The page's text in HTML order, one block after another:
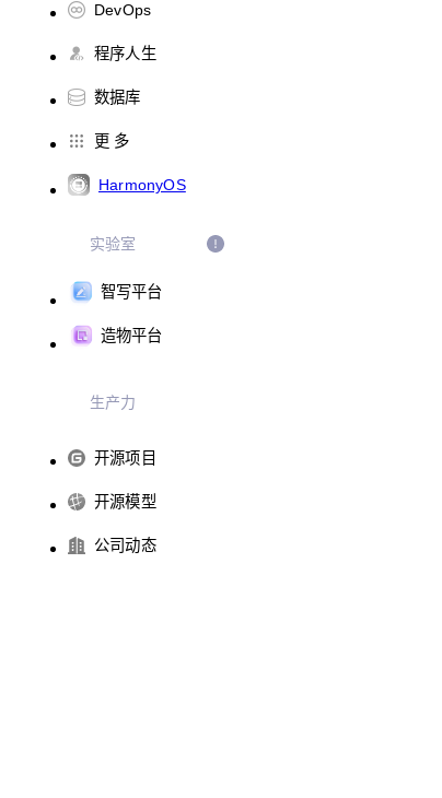
DevOps
程序人生
数据库
更 多
HarmonyOS
实验室
智写平台
造物平台
生产力
开源项目
开源模型
公司动态